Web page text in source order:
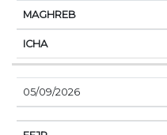
05/09/2026